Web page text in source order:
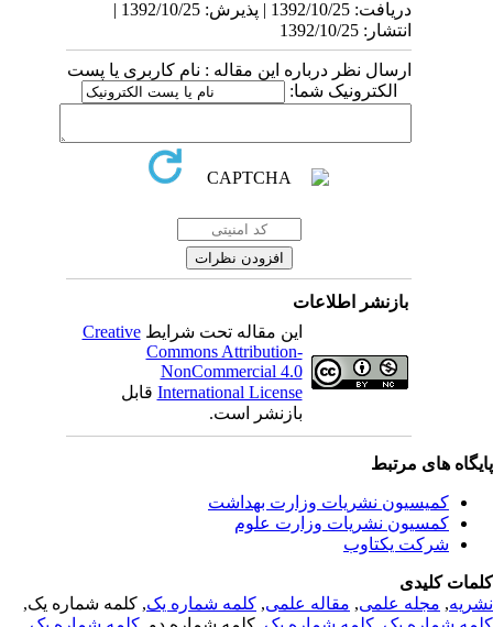
دریافت: 1392/10/25 | پذیرش: 1392/10/25 |
انتشار: 1392/10/25
ارسال نظر درباره این مقاله : نام کاربری یا پست
الکترونیک شما:
بازنشر اطلاعات
این مقاله تحت شرایطCreative
Commons Attribution-
NonCommercial 4.0
International Licenseقابل
بازنشر است.
های مرتبط
کمیسیون نشریات وزارت بهداشت
کمسیون نشریات وزارت علوم
شرکت یکتاوب
کلیدی
,مجله علمی, مقاله علمی, کلمه شماره یک, کلمه شماره یک,